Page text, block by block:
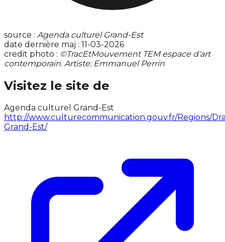
source : Agenda culturel Grand-Est
date dernière maj : 11-03-2026
credit photo : ©TracEtMouvement TEM espace d'art
contemporain. Artiste: Emmanuel Perrin
Visitez le site de
Agenda culturel Grand-Est
http://www.culturecommunication.gouv.fr/Regions/
Grand-Est/